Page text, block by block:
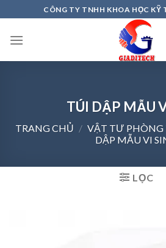
to
content
CÔNG TY TNHH KHOA HỌC
TÚI DẬP MẪU
TRANG CHỦ / VẬT TƯ
DẬP MẪU VI
LỌC